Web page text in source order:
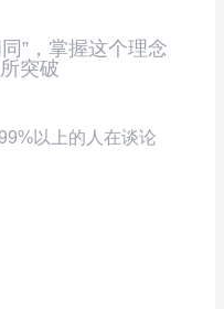
”，掌握这个理念
突破
以上的人在谈论